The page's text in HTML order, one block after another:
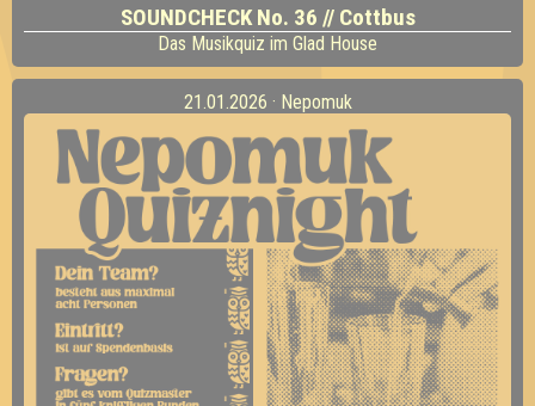
SOUNDCHECK No. 36 // Cottbus
Das Musikquiz im Glad House
21.01.2026 · Nepomuk